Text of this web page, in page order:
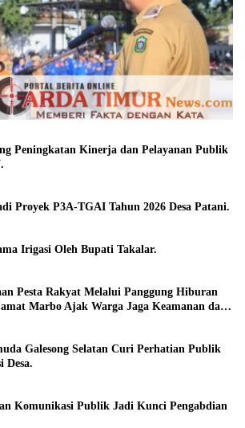
Peningkatan Kinerja dan Pelayanan Publik
Proyek P3A-TGAI Tahun 2026 Desa Patani.
Irigasi Oleh Bupati Takalar.
Pesta Rakyat Melalui Panggung Hiburan
Marbo Ajak Warga Jaga Keamanan dan
Galesong Selatan Curi Perhatian Publik
Desa.
Komunikasi Publik Jadi Kunci Pengabdian